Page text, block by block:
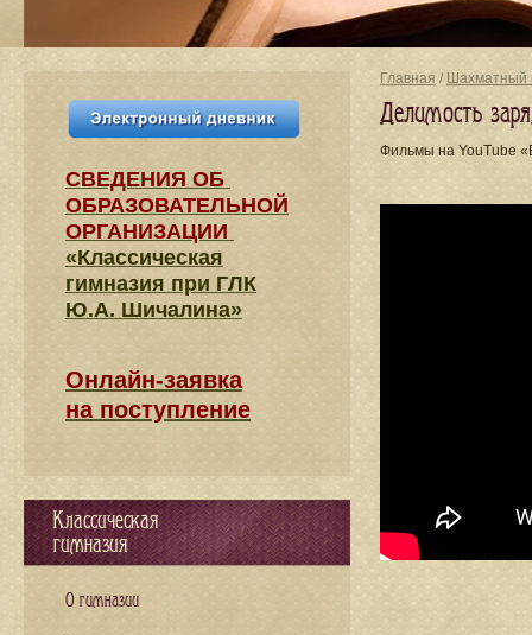
Главная / Шахматный
Делимость
Фильмы на YouTube
СВЕДЕНИЯ​ ОБ
ОБРАЗОВАТЕЛЬНОЙ
ОРГАНИЗАЦИИ
«Классическая
гимназия при ГЛК
Ю.А. Шичалина»
Онлайн-заявка
на поступление
Классическая
гимназия
О гимназии